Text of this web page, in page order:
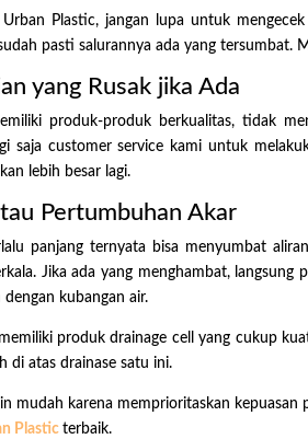
Urban Plastic, jangan lupa untuk
pasti salurannya ada yang tersumbat.
yang Rusak jika Ada
produk-produk berkualitas, tidak
saja customer service kami untuk
lebih besar lagi.
Pertumbuhan Akar
panjang ternyata bisa menyumbat
Jika ada yang menghambat, langsung
kubangan air.
produk drainage cell yang cukup
di atas drainase satu ini.
mudah karena memprioritaskan
Plasticterbaik.